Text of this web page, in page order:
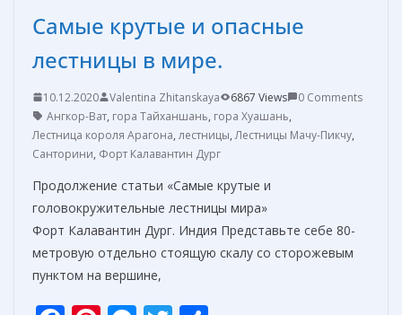
Самые крутые и опасные
лестницы в мире.
10.12.2020 Valentina Zhitanskaya 6867 Views
0 Comments
Ангкор-Ват, гора Тайханшань, гора Хуашань,
Лестница короля Арагона, лестницы,Лестницы Мачу-Пикчу,
Санторини, Форт Калавантин Дург
Продолжение статьи «Самые крутые и
головокружительные лестницы мира»
Форт Калавантин Дург. Индия Представьте себе 80-
метровую отдельно стоящую скалу со сторожевым
пунктом на вершине,